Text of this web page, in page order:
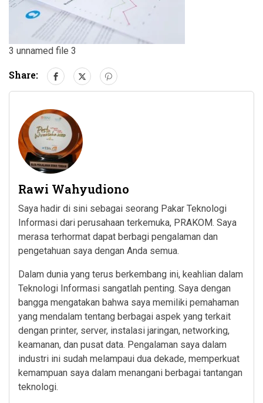
3 unnamed file 3
Share:
Rawi Wahyudiono
Saya hadir di sini sebagai seorang Pakar Teknologi
Informasi dari perusahaan terkemuka, PRAKOM. Saya
merasa terhormat dapat berbagi pengalaman dan
pengetahuan saya dengan Anda semua.
Dalam dunia yang terus berkembang ini, keahlian dalam
Teknologi Informasi sangatlah penting. Saya dengan
bangga mengatakan bahwa saya memiliki pemahaman
yang mendalam tentang berbagai aspek yang terkait
dengan printer, server, instalasi jaringan, networking,
keamanan, dan pusat data. Pengalaman saya dalam
industri ini sudah melampaui dua dekade, memperkuat
kemampuan saya dalam menangani berbagai tantangan
teknologi.